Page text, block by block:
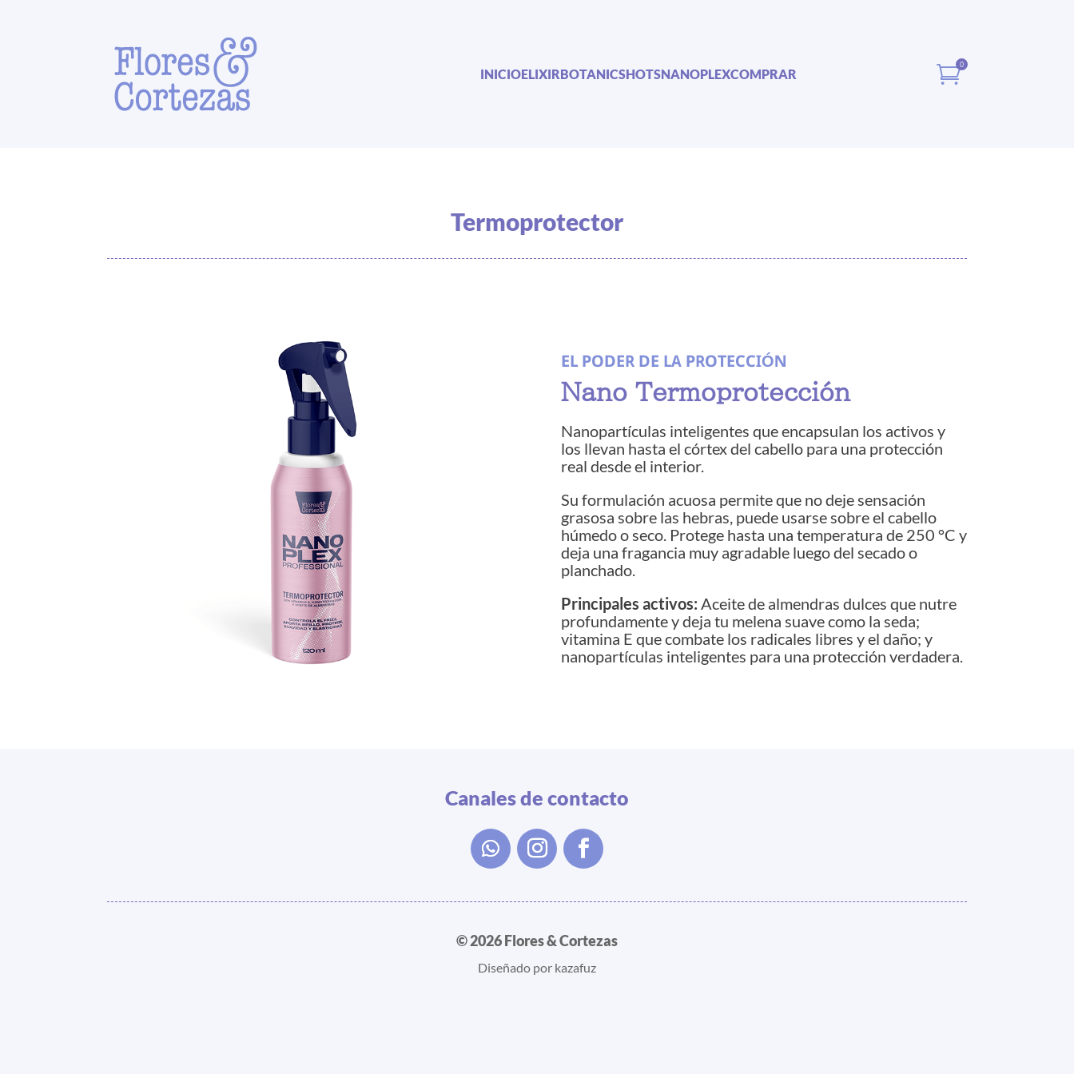
INICIOELIXIRBOTANICSHOTSNANOPLEXCOMPRAR 0
Termoprotector
EL PODER DE LA PROTECCIÓN
Nano Termoprotección
Nanopartículas inteligentes que encapsulan los activos y
los llevan hasta el córtex del cabello para una protección
real desde el interior.
Su formulación acuosa permite que no deje sensación
grasosa sobre las hebras, puede usarse sobre el cabello
húmedo o seco. Protege hasta una temperatura de 250 °C y
deja una fragancia muy agradable luego del secado o
planchado.
Principales activos: Aceite de almendras dulces que nutre
profundamente y deja tu melena suave como la seda;
vitamina E que combate los radicales libres y el daño; y
nanopartículas inteligentes para una protección verdadera.
Canales de contacto
© 2026 Flores & Cortezas
Diseñado por kazafuz